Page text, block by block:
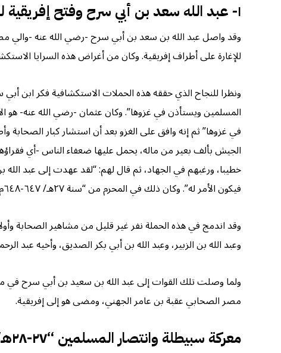
١- عبد الله سعد بن أبي سرح وفتح إفريقية للمرة الأولى “٢٧-٢٩هـ”
وقد واصل عبد الله بن سعد بن أبي سرح -رضي الله عنه -والي
للإغارة على أطراف إفريقية. وكان من أغراض هذه السرايا
ونظرا للنجاح الذي حققه هذه الحملات الاستكشافية فكر ابن
المسلمين ويستأذن في غزوها”. وكان عثمان -رضي الله عنه- هو
في غزوها” ثم إنه وافق على الغزو بعد أن استشار كبار الصحابة
الجيش بألف بعير من ماله، يحمل عليها ضعفاء الناس -أي
خطيبا، ورغبهم في الجهاد، ثم قال لهم: “لقد عهدت إلى عبد
فيكون الأمر له”. وكان ذلك في المحرم من “سنة ٢٧هـ/ ٦٤٧-٦٤٨م”.
وقد اندمج في هذه الحملة نفر غير قليل من مشاهير الصحابة
وعبد الله بن الزبير، وعبد الله بن أبي بكر الصديق، وأخيه عبد
ولما وصلت تلك القوات إلى عبد الله بن سعيد بن أبي سرح في
مصر الصحابي عقبة بن عامر الجهني، ومضى هو إلى إفريقية.
معركة سبيطلة وانتصار المسلمين “٢٧-٢٨هـ/ ٦٤٧-٦٤٨م”